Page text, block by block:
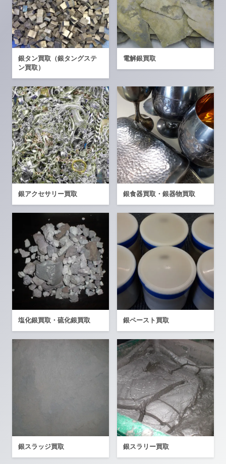
銀タン買取（銀タングステ
ン買取）
電解銀買取
銀アクセサリー買取 銀食器買取・銀器物買取
塩化銀買取・硫化銀買取 銀ペースト買取
銀スラッジ買取 銀スラリー買取